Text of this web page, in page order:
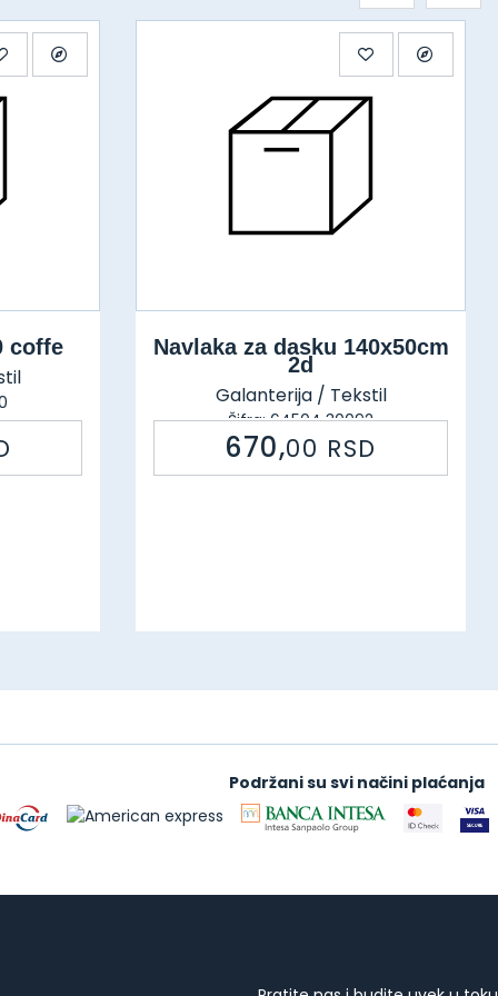
coffe Navlaka za dasku 140x50cm
2d
Galanterija / Tekstil
Šifra: 64504 30092
670,00 RSD
Podržani su svi načini plaćanja